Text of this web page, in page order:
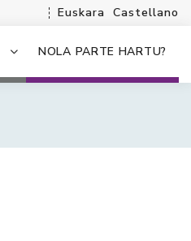
Euskara Castellano
NOLA PARTE HARTU?